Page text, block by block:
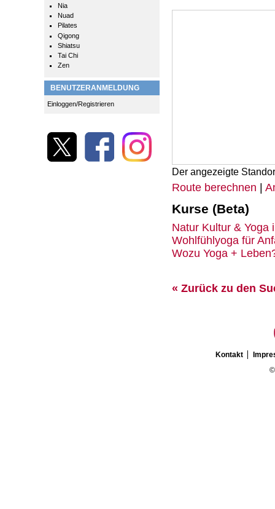
Nia
Nuad
Pilates
Qigong
Shiatsu
Tai Chi
Zen
BENUTZERANMELDUNG
Einloggen/Registrieren
Der angezeigte
Route berechnen |
Kurse (Beta)
Natur Kultur & Yoga
Wohlfühlyoga für
Wozu Yoga +
« Zurück zu den
Kontakt
©